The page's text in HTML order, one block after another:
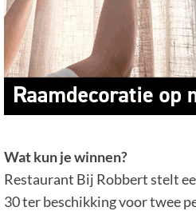
Wat kun je winnen?
Restaurant Bij Robbert stelt
30 ter beschikking voor twee